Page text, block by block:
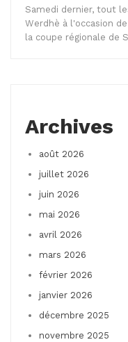
Samedi dernier, tout
Werdhè à l'occasion
la coupe régionale de
Archives
août 2026
juillet 2026
juin 2026
mai 2026
avril 2026
mars 2026
février 2026
janvier 2026
décembre 2025
novembre 2025